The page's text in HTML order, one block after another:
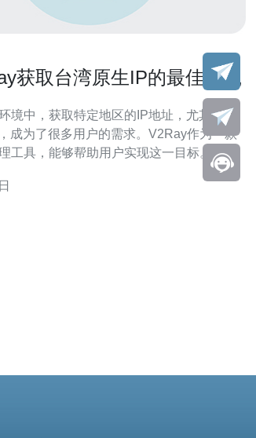
获取台湾原生IP的最佳实践
境中，获取特定地区的IP地址，尤其是台
成为了很多用户的需求。V2Ray作为一款
工具，能够帮助用户实现这一目标。本文
V2Ray获取台湾原生IP的最佳实践。 1.
配置 在开始之前，你需要确保你的设备上